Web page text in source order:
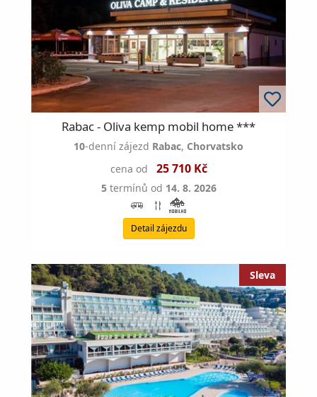
Rabac - Oliva kemp mobil home ***
10-denní zájezd Rabac, Chorvatsko
cena od
25 710 Kč
5termínů od 14. 8. 2026
Detail zájezdu